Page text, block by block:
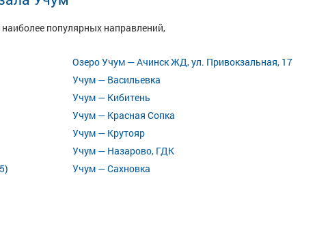
популярных направлений,
Озеро Учум — Ачинск ЖД, ул. Привокзальная, 17
Учум — Васильевка
Учум — Кибитень
Учум — Красная Сопка
Учум — Крутояр
Учум — Назарово, ГДК
Учум — Сахновка